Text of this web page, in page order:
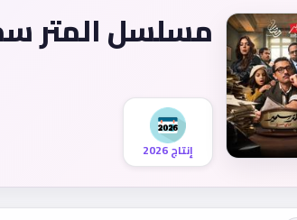
مسلسل المتر
إنتاج 2026